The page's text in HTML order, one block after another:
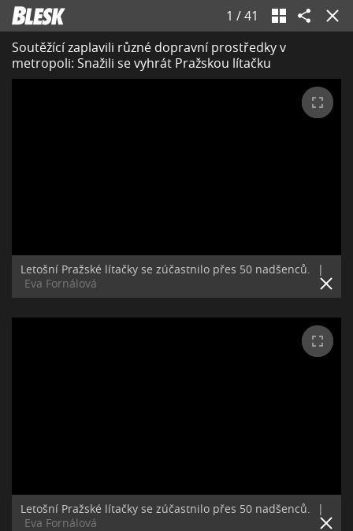
1 /41
Soutěžící zaplavili různé dopravní prostředky v
metropoli: Snažili se vyhrát Pražskou lítačku
Letošní Pražské lítačky se zúčastnilo přes 50 nadšenců.
|
Eva Fornálová
Letošní Pražské lítačky se zúčastnilo přes 50 nadšenců.
|
Eva Fornálová